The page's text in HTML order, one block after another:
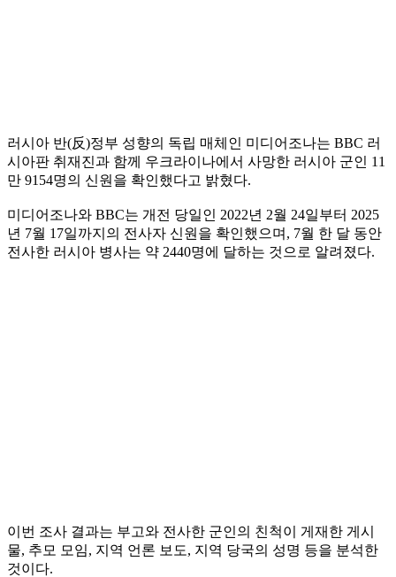
러시아 반(反)정부 성향의 독립 매체인 미디어조나는 BBC 러
시아판 취재진과 함께 우크라이나에서 사망한 러시아 군인 11
만 9154명의 신원을 확인했다고 밝혔다.
미디어조나와 BBC는 개전 당일인 2022년 2월 24일부터 2025
년 7월 17일까지의 전사자 신원을 확인했으며, 7월 한 달 동안
전사한 러시아 병사는 약 2440명에 달하는 것으로 알려졌다.
이번 조사 결과는 부고와 전사한 군인의 친척이 게재한 게시
물, 추모 모임, 지역 언론 보도, 지역 당국의 성명 등을 분석한
것이다.